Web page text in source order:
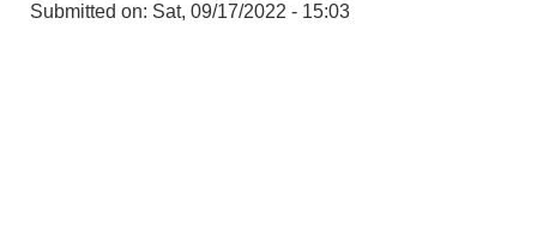
Submitted on: Sat, 09/17/2022 - 15:03